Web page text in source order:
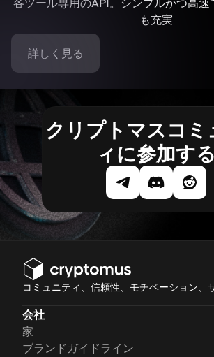
各ツール専用のAPI。シンプルかつ高速
も充実
詳しく見る
クリプトマスコミ
ィに参加する
コミュニティ、信頼性、モチベーション、
会社
家
ブランドガイドライン